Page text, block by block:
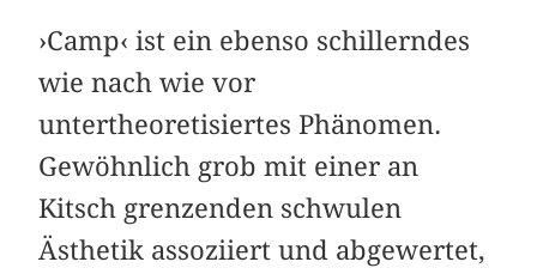
›Camp‹ ist ein ebenso schillerndes
wie nach wie vor
untertheoretisiertes Phänomen.
Gewöhnlich grob mit einer an
Kitsch grenzenden schwulen
Ästhetik assoziiert und abgewertet,